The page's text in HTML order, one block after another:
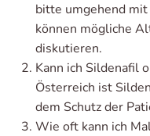
bitte umgehend
können mögliche
diskutieren.
Kann ich Sildenafil
Österreich ist
dem Schutz der
Wie oft kann ich